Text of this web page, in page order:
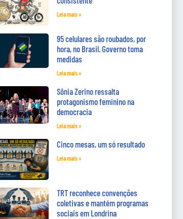
Leia mais »
95 celulares são roubados, por
hora, no Brasil. Governo toma
medidas
Leia mais »
Sônia Zerino ressalta
protagonismo feminino na
democracia
Leia mais »
Cinco mesas, um só resultado
Leia mais »
TRT reconhece convenções
coletivas e mantém programas
sociais em Londrina